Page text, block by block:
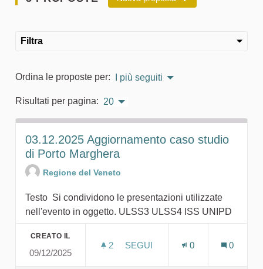
Filtra
Ordina le proposte per: I più seguiti
Risultati per pagina: 20
03.12.2025 Aggiornamento caso studio
di Porto Marghera
Regione del Veneto
Testo Si condividono le presentazioni utilizzate
nell'evento in oggetto. ULSS3 ULSS4 ISS UNIPD
CREATO IL
09/12/2025
2 2 SOSTENITORI
SEGUI
0 0